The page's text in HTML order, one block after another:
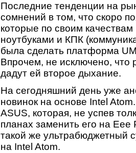
Последние тенденции на
сомнений в том, что скоро
которые по своим
ноутбуками и КПК
была сделать платформа
Впрочем, не исключено, что
дадут ей второе дыхание.
На сегодняшний день уже
новинок на основе Intel
ASUS, которая, не успев
планах заменить его на Eee
такой же ультрабюджетный
на Intel Atom.